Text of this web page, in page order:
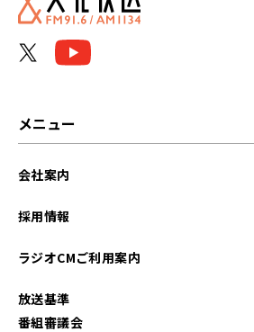
メニュー
会社案内
採用情報
ラジオCMご利用案内
放送基準
番組審議会